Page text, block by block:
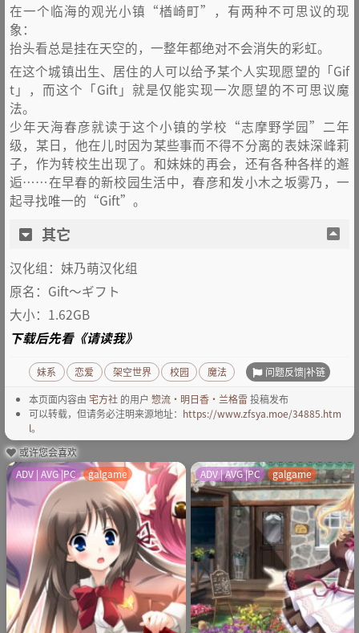
在一个临海的观光小镇“楢崎町”，有两种不可思议的现
象：
抬头看总是挂在天空的，一整年都绝对不会消失的彩虹。
在这个城镇出生、居住的人可以给予某个人实现愿望的「Gif
t」，而这个「Gift」就是仅能实现一次愿望的不可思议魔
法。
少年天海春彦就读于这个小镇的学校“志摩野学园”二年
级，某日，他在儿时因为某些事而不得不分离的表妹深峰莉
子，作为转校生出现了。和妹妹的再会，还有各种各样的邂
逅……在早春的新校园生活中，春彦和发小木之坂雾乃，一
起寻找唯一的“Gift”。
其它
汉化组：妹乃萌汉化组
原名：Gift～ギフト
大小：1.62GB
下载后先看《请读我》
妹系 恋爱 架空世界 校园 魔法 问题反馈|补链
本页面内容由 宅方社 的用户 惣流·明日香·兰格雷 投稿发布
可以转载，但请务必注明来源地址： https://www.zfsya.moe/34885.htm
l。
或许您会喜欢
ADV | AVG |PC galgame ADV | AVG |PC galgame